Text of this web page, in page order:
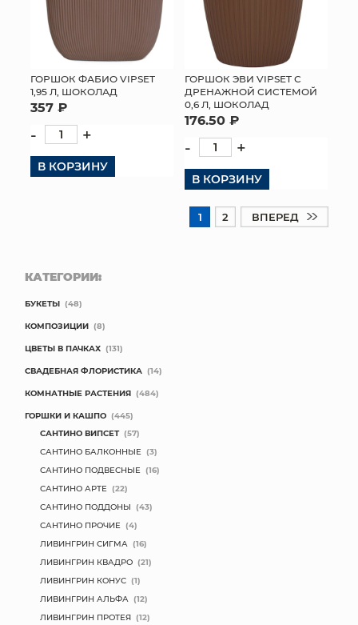
ГОРШОК ФАБИО VIPSET
1,95 Л, ШОКОЛАД
357 ₽
- +
В КОРЗИНУ
ГОРШОК ЭВИ VIPSET С
ДРЕНАЖНОЙ СИСТЕМОЙ
0,6 Л, ШОКОЛАД
176.50 ₽
- +
В КОРЗИНУ
1 2 ВПЕРЕД
КАТЕГОРИИ:
БУКЕТЫ (48)
КОМПОЗИЦИИ (8)
ЦВЕТЫ В ПАЧКАХ (131)
СВАДЕБНАЯ ФЛОРИСТИКА (14)
КОМНАТНЫЕ РАСТЕНИЯ (484)
ГОРШКИ И КАШПО (445)
САНТИНО ВИПСЕТ (57)
САНТИНО БАЛКОННЫЕ (3)
САНТИНО ПОДВЕСНЫЕ (16)
САНТИНО АРТЕ (22)
САНТИНО ПОДДОНЫ (43)
САНТИНО ПРОЧИЕ (4)
ЛИВИНГРИН СИГМА (16)
ЛИВИНГРИН КВАДРО (21)
ЛИВИНГРИН КОНУС (1)
ЛИВИНГРИН АЛЬФА (12)
ЛИВИНГРИН ПРОТЕЯ (12)